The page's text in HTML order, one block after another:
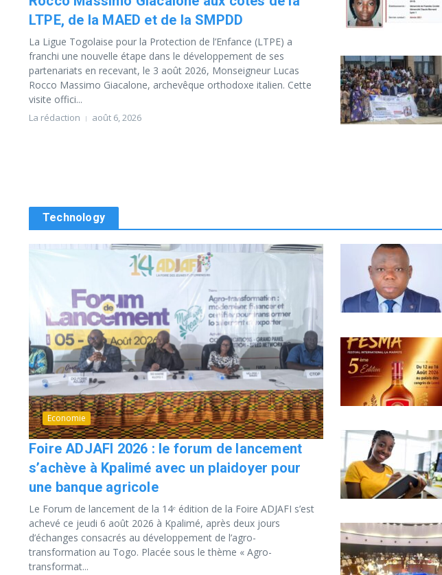
LTPE, de la MAED et de la SMPDD
La Ligue Togolaise pour la Protection de l’Enfance (LTPE) a
franchi une nouvelle étape dans le développement de ses
partenariats en recevant, le 3 août 2026, Monseigneur Lucas
Rocco Massimo Giacalone, archevêque orthodoxe italien. Cette
visite offici...
La rédaction août 6, 2026
Technology
Economie
Foire ADJAFI 2026 : le forum de lancement
s’achève à Kpalimé avec un plaidoyer pour
une banque agricole
Le Forum de lancement de la 14ᵉ édition de la Foire ADJAFI s’est
achevé ce jeudi 6 août 2026 à Kpalimé, après deux jours
d’échanges consacrés au développement de l’agro-
transformation au Togo. Placée sous le thème « Agro-
transformat...